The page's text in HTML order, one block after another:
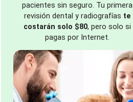
pacientes sin seguro. Tu primera
revisión dental y radiografías te
costarán solo $80, pero solo si
pagas por Internet.